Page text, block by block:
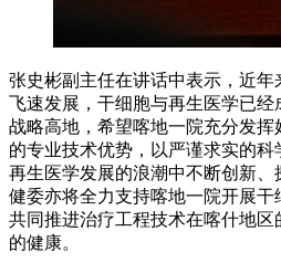
张史彬副主任在讲话中表示，近
飞速发展，干细胞与再生医学已
战略高地，希望喀地一院充分发挥
的专业技术优势，以严谨求实的
再生医学发展的浪潮中不断创新
健委亦将全力支持喀地一院开展干
共同推进治疗工程技术在喀什地
的健康。